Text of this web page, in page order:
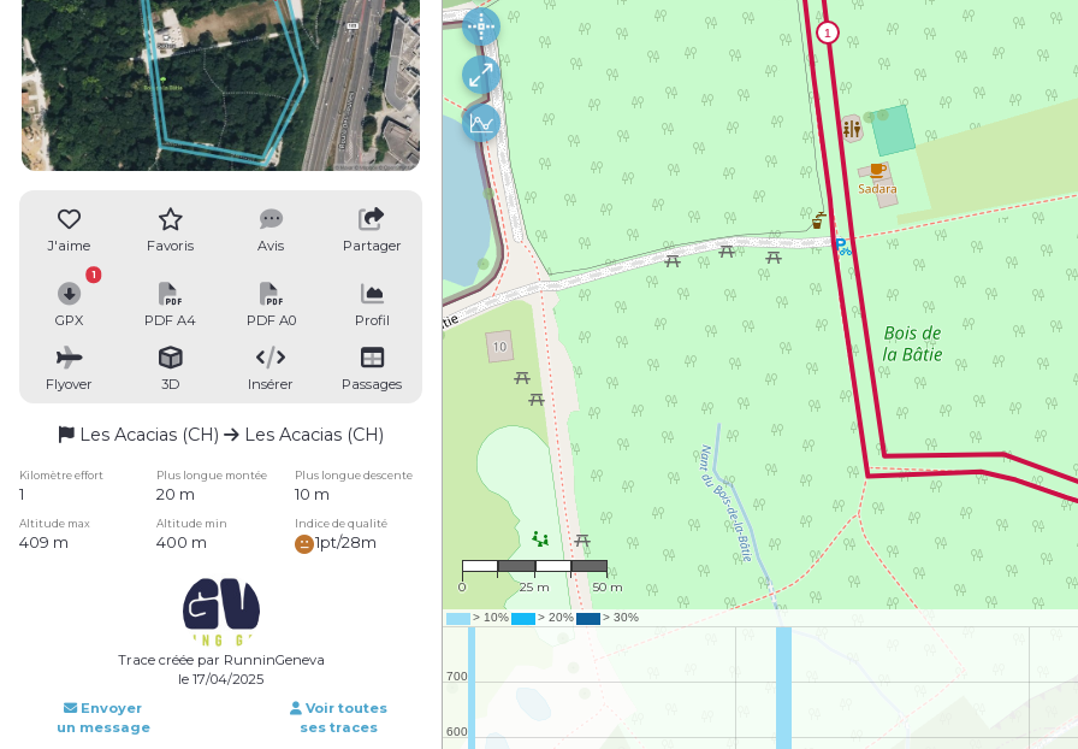
J'aime Favoris Avis Partager
GPX
1
PDF A4 PDF A0 Profil
Flyover 3D Insérer Passages
Les Acacias (CH) Les Acacias (CH)
Kilomètre effort Plus longue montée Plus longue descente
1 20 m 10 m
Altitude max Altitude min Indice de qualité
409 m 400 m 1pt/28m
Trace créée par RunninGeneva
le 17/04/2025
Envoyer
un message
Voir toutes
ses traces
1 : 1,476
0 25 m 50 m